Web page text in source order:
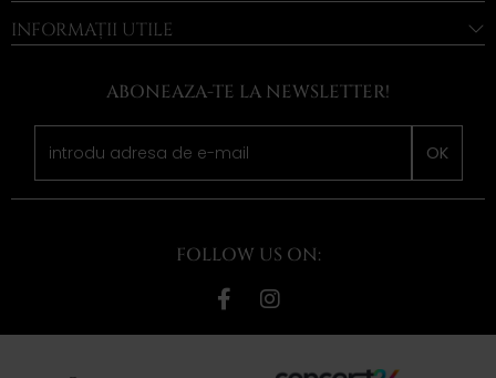
INFORMAȚII UTILE
ABONEAZA-TE LA NEWSLETTER!
OK
FOLLOW US ON: